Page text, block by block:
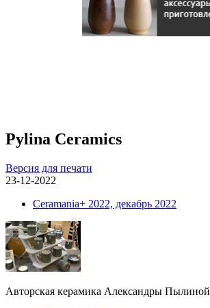
Pylina Ceramics
Версия для печати
23-12-2022
Ceramania+ 2022, декабрь 2022
Авторская керамика Александры Пылиной